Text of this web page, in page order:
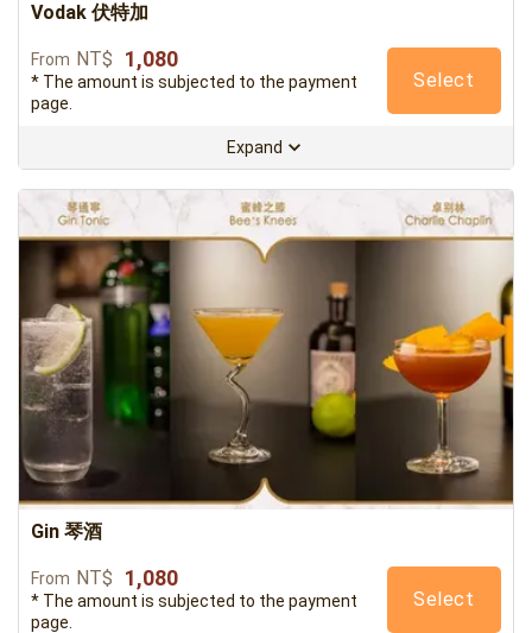
Vodak 伏特加
From NT$ 1,080
* The amount is subjected to the payment
page.
Select
Expand
Gin 琴酒
From NT$ 1,080
* The amount is subjected to the payment
page.
Select